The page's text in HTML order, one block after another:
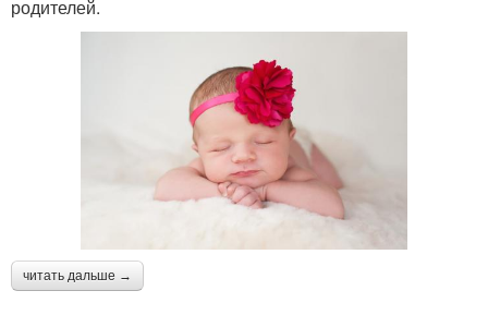
родителей.
читать дальше →